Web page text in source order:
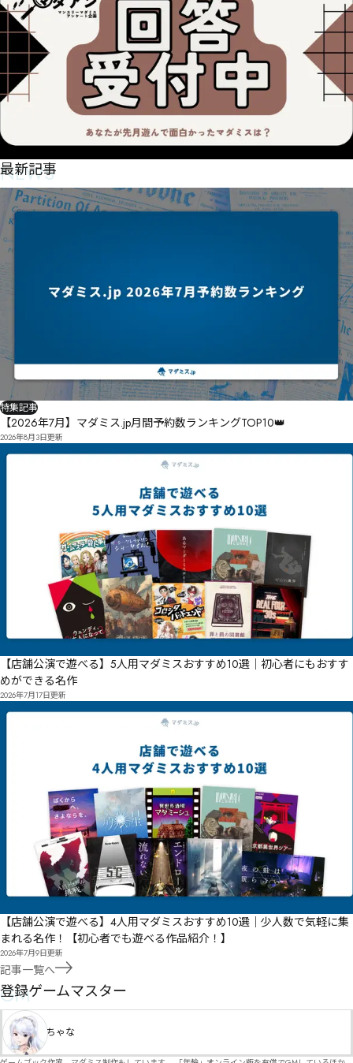
NEWS
最新記事
特集記事
【2026年7月】マダミス.jp月間予約数ランキングTOP10👑
2026年8月3日更新
【店舗公演で遊べる】5人用マダミスおすすめ10選｜初心者にもおすす
めができる名作
2026年7月17日更新
【店舗公演で遊べる】4人用マダミスおすすめ10選｜少人数で気軽に集
まれる名作！【初心者でも遊べる作品紹介！】
2026年7月9日更新
記事一覧へ
GM
登録ゲームマスター
ちゃな